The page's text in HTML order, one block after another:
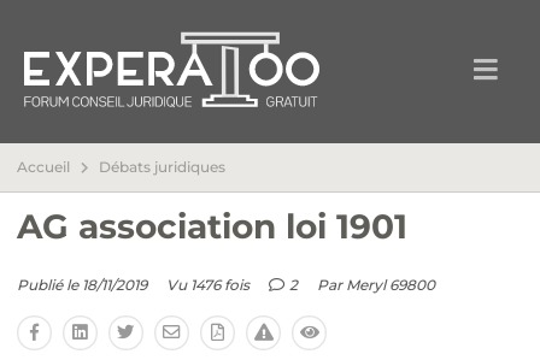
Accueil Débats juridiques
AG association loi 1901
Publié le 18/11/2019 Vu 1476 fois 2 Par Meryl 69800